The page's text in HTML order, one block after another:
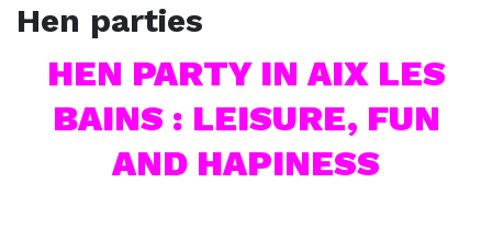
Hen parties
HEN PARTY IN AIX LES
BAINS : LEISURE, FUN
AND HAPINESS